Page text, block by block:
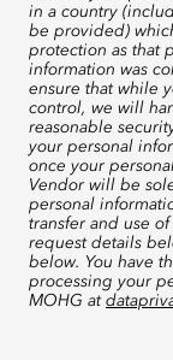
in a country
be provided)
protection as that
information was
ensure that while
control, we will
reasonable
your personal
once your
Vendor will be
personal
transfer and use
request details
below. You have
processing your
MOHG at